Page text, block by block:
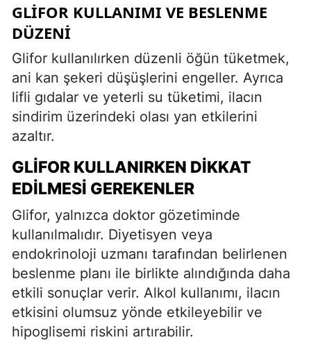
GLIFOR KULLANIMI VE BESLENME
DÜZENI
Glifor kullanılırken düzenli öğün tüketmek,
ani kan şekeri düşüşlerini engeller. Ayrıca
lifli gıdalar ve yeterli su tüketimi, ilacın
sindirim üzerindeki olası yan etkilerini
azaltır.
GLIFOR KULLANIRKEN DIKKAT
EDILMESI GEREKENLER
Glifor, yalnızca doktor gözetiminde
kullanılmalıdır. Diyetisyen veya
endokrinoloji uzmanı tarafından belirlenen
beslenme planı ile birlikte alındığında daha
etkili sonuçlar verir. Alkol kullanımı, ilacın
etkisini olumsuz yönde etkileyebilir ve
hipoglisemi riskini artırabilir.